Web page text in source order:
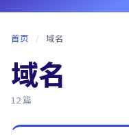
首页 / 域名
域名
12 篇